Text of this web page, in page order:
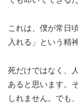
これは、僕が常日
入れる」という精
死だけではなく、
あると思います。
しれません。でも